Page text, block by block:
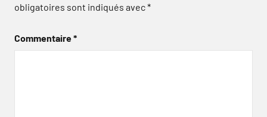
obligatoires sont indiqués avec*
Commentaire*